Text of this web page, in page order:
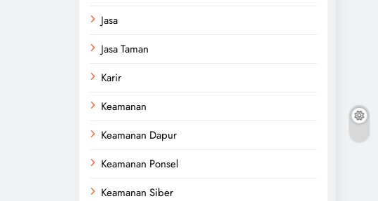
Jasa
Jasa Taman
Karir
Keamanan
Keamanan Dapur
Keamanan Ponsel
Keamanan Siber